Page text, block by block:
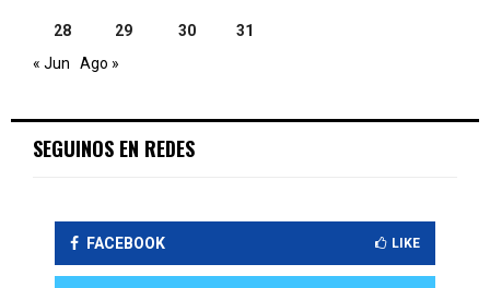
28 29 30
31
« Jun
Ago »
SEGUINOS EN REDES
FACEBOOK LIKE